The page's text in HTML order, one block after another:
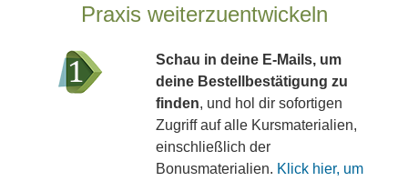
Praxis weiterzuentwickeln
Schau in deine E-Mails, um
deine Bestellbestätigung zu
finden, und hol dir sofortigen
Zugriff auf alle Kursmaterialien,
einschließlich der
Bonusmaterialien. Klick hier, um